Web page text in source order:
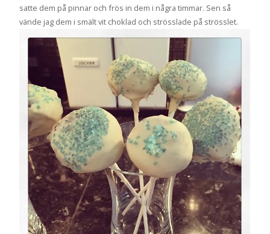
satte dem på pinnar och frös in dem i några timmar. Sen så
vände jag dem i smält vit choklad och strösslade på strösslet.